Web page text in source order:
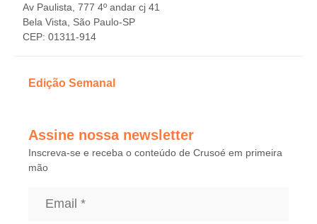
Av Paulista, 777 4º andar cj 41
Bela Vista, São Paulo-SP
CEP: 01311-914
Edição Semanal
Assine nossa newsletter
Inscreva-se e receba o conteúdo de Crusoé em primeira
mão